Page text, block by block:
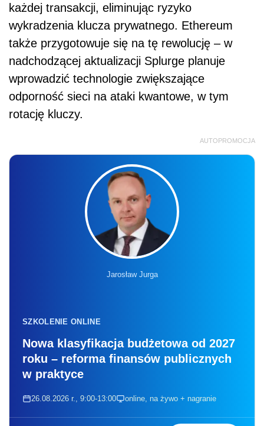
każdej transakcji, eliminując ryzyko
wykradzenia klucza prywatnego. Ethereum
także przygotowuje się na tę rewolucję – w
nadchodzącej aktualizacji Splurge planuje
wprowadzić technologie zwiększające
odporność sieci na ataki kwantowe, w tym
rotację kluczy.
AUTOPROMOCJA
Jarosław Jurga
SZKOLENIE ONLINE
Nowa klasyfikacja budżetowa od 2027
roku – reforma finansów publicznych
w praktyce
26.08.2026 r., 9:00-13:00 online, na żywo + nagranie